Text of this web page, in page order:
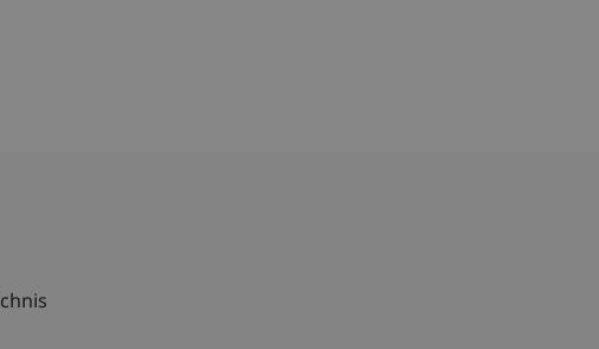
Verzeichnis